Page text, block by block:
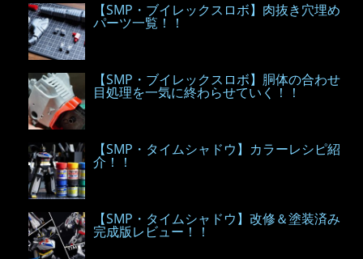
【SMP・ブイレックスロボ】肉抜き穴埋め
パーツ一覧！！
【SMP・ブイレックスロボ】胴体の合わせ
目処理を一気に終わらせていく！！
【SMP・タイムシャドウ】カラーレシピ紹
介！！
【SMP・タイムシャドウ】改修＆塗装済み
完成版レビュー！！